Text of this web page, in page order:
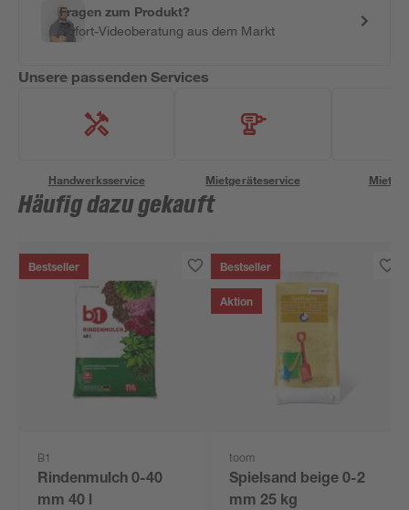
Fragen zum Produkt?
Sofort-Videoberatung aus dem Markt
Unsere passenden Services
Handwerksservice Mietgeräteservice
Häufig dazu gekauft
Bestseller
B1
Rindenmulch 0-40
mm 40 l
Bestseller
Aktion
toom
Spielsand beige 0-2
mm 25 kg